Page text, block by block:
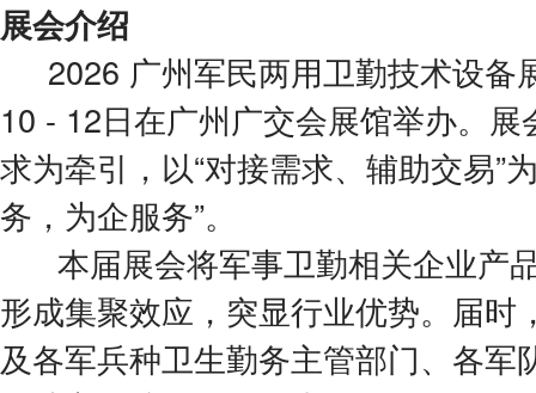
展会介绍
2026 广州军民两用卫勤技术设备
10 - 12日在广州广交会展馆举办。
求为牵引，以“对接需求、辅助交易”
务，为企服务”。
本届展会将军事卫勤相关企业产
形成集聚效应，突显行业优势。届时
及各军兵种卫生勤务主管部门、各军